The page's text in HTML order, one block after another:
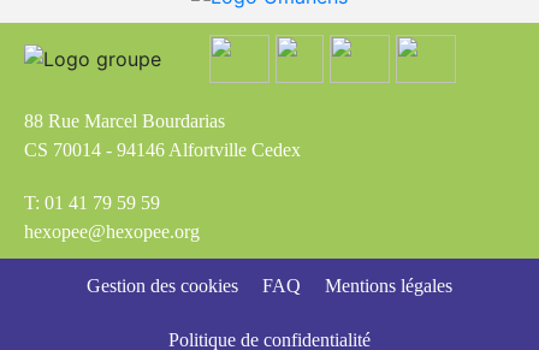
88 Rue Marcel Bourdarias
CS 70014 - 94146 Alfortville Cedex
T: 01 41 79 59 59
hexopee@hexopee.org
Gestion des cookies FAQ Mentions légales
Politique de confidentialité